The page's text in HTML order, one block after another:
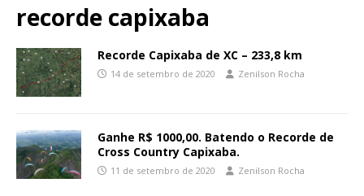
recorde capixaba
Recorde Capixaba de XC – 233,8 km
14 de setembro de 2020 Zenilson Rocha
Ganhe R$ 1000,00. Batendo o Recorde de
Cross Country Capixaba.
11 de setembro de 2020 Zenilson Rocha